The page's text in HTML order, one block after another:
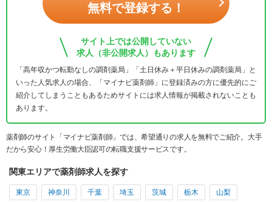
無料で登録する！
サイト上では公開していない
求人（非公開求人）もあります
「高年収かつ転勤なしの調剤薬局」「土日休み＋平日休みの調剤薬局」と
いった人気求人の場合、「マイナビ薬剤師」に登録済みの方に優先的にご
紹介してしまうこともあるためサイトには求人情報が掲載されないことも
あります。
薬剤師のサイト「マイナビ薬剤師」では、希望通りの求人を無料でご紹介。大手
だから安心！厚生労働大臣認可の転職支援サービスです。
関東エリアで薬剤師求人を探す
東京 神奈川 千葉 埼玉 茨城 栃木 山梨